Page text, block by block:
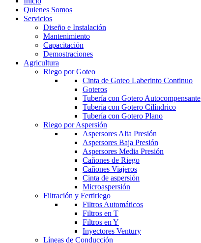
Quienes Somos
Servicios
Diseño e Instalación
Mantenimiento
Capacitación
Demostraciones
Agricultura
Riego por Goteo
Cinta de Goteo Laberinto Continuo
Goteros
Tubería con Gotero Autocompensante
Tubería con Gotero Cilíndrico
Tubería con Gotero Plano
Riego por Aspersión
Aspersores Alta Presión
Aspersores Baja Presión
Aspersores Media Presión
Cañones de Riego
Cañones Viajeros
Cinta de aspersión
Microaspersión
Filtración y Fertiriego
Filtros Automáticos
Filtros en T
Filtros en Y
Inyectores Ventury
Líneas de Conducción